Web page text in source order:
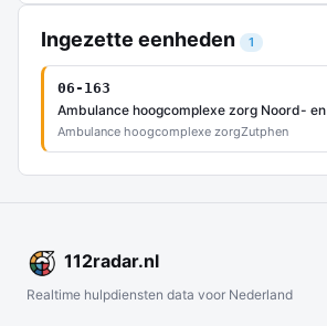
Ingezette eenheden 1
06-163
Ambulance hoogcomplexe zorg Noord-
Ambulance hoogcomplexe zorgZutphen
112radar.nl
Realtime hulpdiensten data voor Nederland